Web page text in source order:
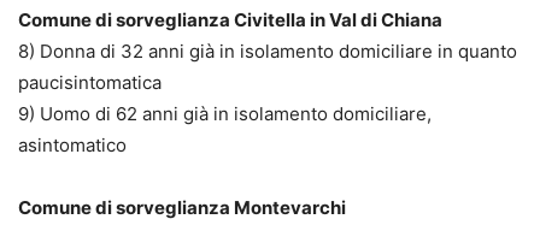
Comune di sorveglianza Civitella in Val di Chiana
8) Donna di 32 anni già in isolamento domiciliare in quanto
paucisintomatica
9) Uomo di 62 anni già in isolamento domiciliare,
asintomatico
Comune di sorveglianza Montevarchi